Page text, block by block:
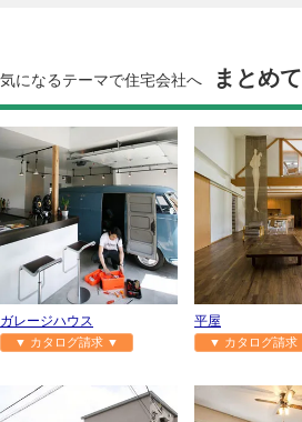
気になるテーマで住宅会社へ まとめ
ガレージハウス
▼ カタログ請求 ▼
平屋
▼ カタログ請求